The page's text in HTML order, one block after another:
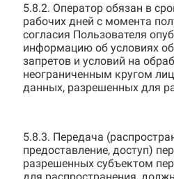
5.8.2. Оператор обязан в
рабочих дней с момента
согласия Пользователя
информацию об условиях
запретов и условий на
неограниченным кругом
данных, разрешенных для
5.8.3. Передача
предоставление, доступ)
разрешенных субъектом
для распространения,